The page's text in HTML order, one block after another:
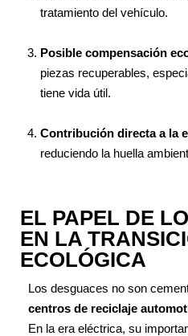
tratamiento del vehículo.
Posible compensación
piezas recuperables,
tiene vida útil.
Contribución directa a la
reduciendo la huella
EL PAPEL DE
EN LA
ECOLÓGICA
Los desguaces no son
centros de reciclaje
En la era eléctrica, su